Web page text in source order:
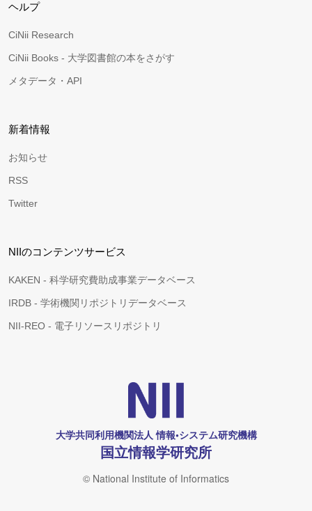
ヘルプ
CiNii Research
CiNii Books - 大学図書館の本をさがす
メタデータ・API
新着情報
お知らせ
RSS
Twitter
NIIのコンテンツサービス
KAKEN - 科学研究費助成事業データベース
IRDB - 学術機関リポジトリデータベース
NII-REO - 電子リソースリポジトリ
大学共同利用機関法人 情報•システム研究機構
国立情報学研究所
© National Institute of Informatics